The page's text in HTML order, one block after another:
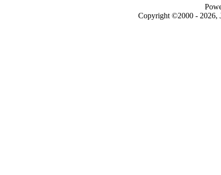
Copyright ©2000 - 2026,